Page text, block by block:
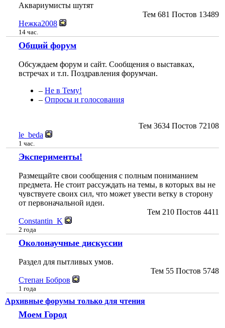
Аквариумисты шутят
Тем 681 Постов 13489
Нежка2008
14 час.
Общий форум
Обсуждаем форум и сайт. Сообщения о выставках,
встречах и т.п. Поздравления форумчан.
– Не в Тему!
– Опросы и голосования
Тем 3634 Постов 72108
le_beda
1 час.
Эксперименты!
Размещайте свои сообщения с полным пониманием
предмета. Не стоит рассуждать на темы, в которых вы не
чувствуете своих сил, что может увести ветку в сторону
от первоначальной идеи.
Тем 210 Постов 4411
Constantin_K
2 года
Околонаучные дискуссии
Раздел для пытливых умов.
Тем 55 Постов 5748
Степан Бобров
1 года
Архивные форумы только для чтения
Моем Город